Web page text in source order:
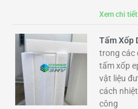
Xem chi tiết
Tấm Xốp
trong các
tấm xốp
vật liệu
cách
công